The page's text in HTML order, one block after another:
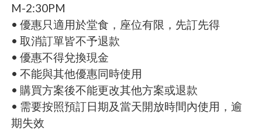
M-2:30PM
• 優惠只適用於堂食，座位有限，先訂先得
• 取消訂單皆不予退款
• 優惠不得兌換現金
• 不能與其他優惠同時使用
• 購買方案後不能更改其他方案或退款
• 需要按照預訂日期及當天開放時間內使用，逾
期失效